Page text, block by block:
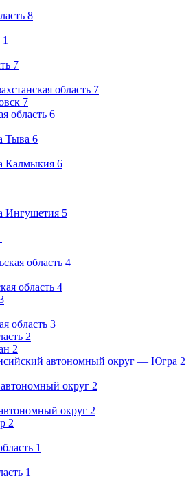
8
1
7
область 7
7
область 6
Тыва 6
Калмыкия 6
Ингушетия 5
область 4
область 4
область 3
2
2
автономный округ — Югра 2
округ 2
округ 2
2
1
1